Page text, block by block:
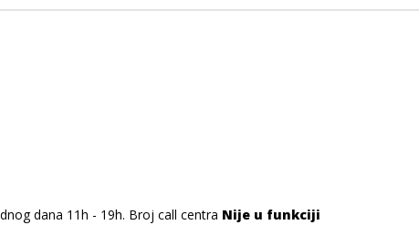
dana 11h - 19h. Broj call centra Nije u funkciji